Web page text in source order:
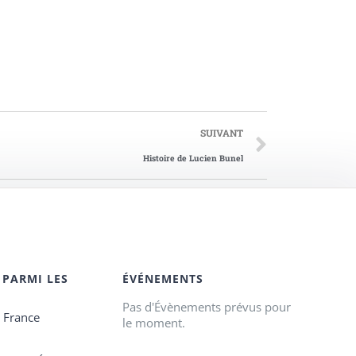
SUIVANT
Histoire de Lucien Bunel
PARMI LES
France
ÉVÉNEMENTS
Pas d'Évènements prévus pour
le moment.